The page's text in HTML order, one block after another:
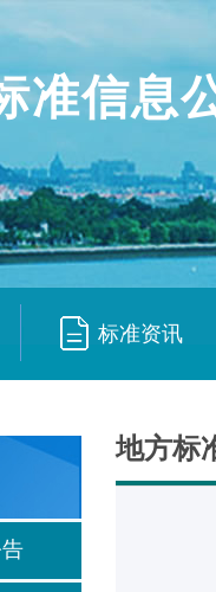
准信息
标准资讯
地方标